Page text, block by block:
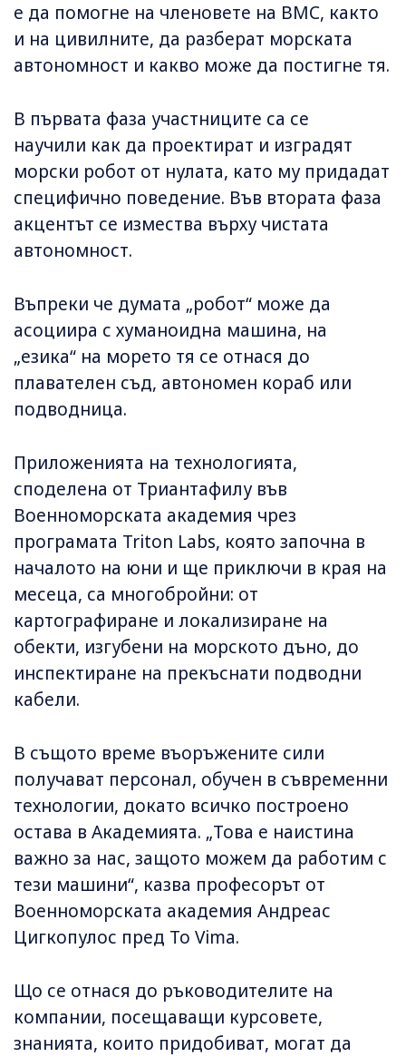
е да помогне на членовете на ВМС, както
и на цивилните, да разберат морската
автономност и какво може да постигне тя.
В първата фаза участниците са се
научили как да проектират и изградят
морски робот от нулата, като му придадат
специфично поведение. Във втората фаза
акцентът се измества върху чистата
автономност.
Въпреки че думата „робот“ може да
асоциира с хуманоидна машина, на
„езика“ на морето тя се отнася до
плавателен съд, автономен кораб или
подводница.
Приложенията на технологията,
споделена от Триантафилу във
Военноморската академия чрез
програмата Triton Labs, която започна в
началото на юни и ще приключи в края на
месеца, са многобройни: от
картографиране и локализиране на
обекти, изгубени на морското дъно, до
инспектиране на прекъснати подводни
кабели.
В същото време въоръжените сили
получават персонал, обучен в съвременни
технологии, докато всичко построено
остава в Академията. „Това е наистина
важно за нас, защото можем да работим с
тези машини“, казва професорът от
Военноморската академия Андреас
Цигкопулос пред To Vima.
Що се отнася до ръководителите на
компании, посещаващи курсовете,
знанията, които придобиват, могат да